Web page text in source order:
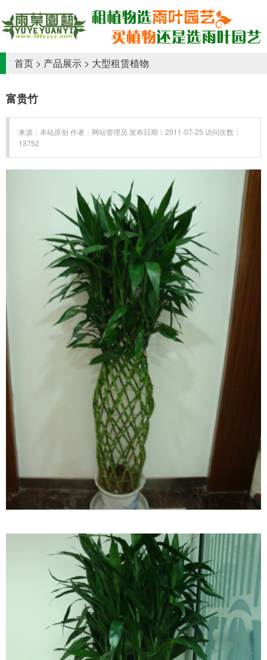
首页 > 产品展示 > 大型租赁植物
富贵竹
来源：本站原创 作者：网站管理员 发布日期：2011-07-25 访问次数：
13752